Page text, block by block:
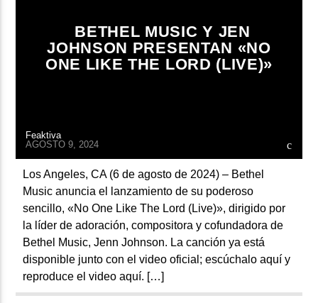
BETHEL MUSIC Y JEN
JOHNSON PRESENTAN «NO
ONE LIKE THE LORD (LIVE)»
Feaktiva
AGOSTO 9, 2024
Los Angeles, CA (6 de agosto de 2024) – Bethel
Music anuncia el lanzamiento de su poderoso
sencillo, «No One Like The Lord (Live)», dirigido por
la líder de adoración, compositora y cofundadora de
Bethel Music, Jenn Johnson. La canción ya está
disponible junto con el video oficial; escúchalo aquí y
reproduce el video aquí. […]